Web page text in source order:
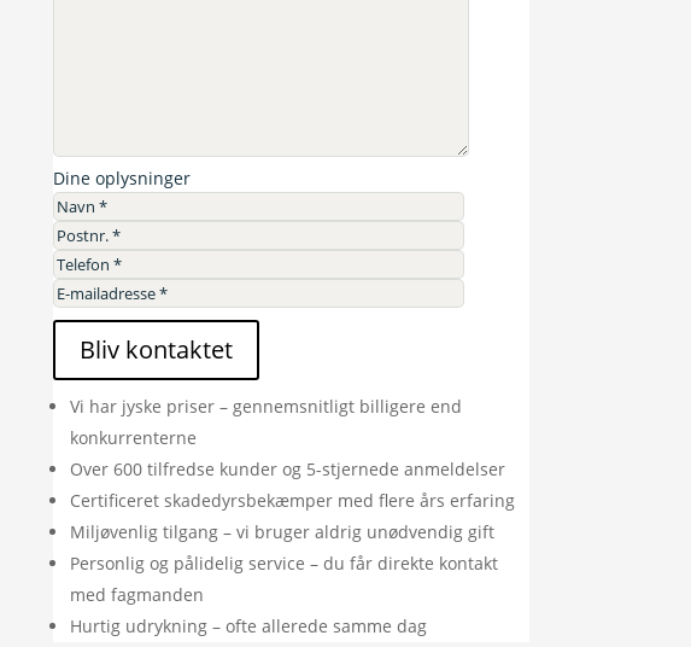
Dine oplysninger
Bliv kontaktet
Vi har jyske priser – gennemsnitligt billigere end
konkurrenterne
Over 600 tilfredse kunder og 5-stjernede anmeldelser
Certificeret skadedyrsbekæmper med flere års erfaring
Miljøvenlig tilgang – vi bruger aldrig unødvendig gift
Personlig og pålidelig service – du får direkte kontakt
med fagmanden
Hurtig udrykning – ofte allerede samme dag